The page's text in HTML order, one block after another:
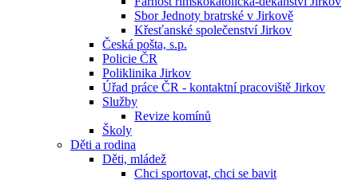
Sbor Jednoty bratrské v Jirkově
Křesťanské společenství Jirkov
Česká pošta, s.p.
Policie ČR
Poliklinika Jirkov
Úřad práce ČR - kontaktní pracoviště Jirkov
Služby
Revize komínů
Školy
Děti a rodina
Děti, mládež
Chci sportovat, chci se bavit